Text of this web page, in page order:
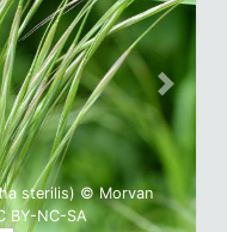
sterilis) © Morvan
BY-NC-SA
Next